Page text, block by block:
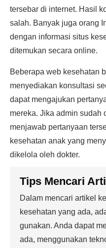
tersebar di internet. Hasil
salah. Banyak juga orang
dengan informasi situs
ditemukan secara online.
Beberapa web kesehatan
menyediakan konsultasi
dapat mengajukan
mereka. Jika admin sudah
menjawab pertanyaan
kesehatan anak yang
dikelola oleh dokter.
Tips Mencari
Dalam mencari artikel
kesehatan yang ada,
gunakan. Anda dapat
ada, menggunakan